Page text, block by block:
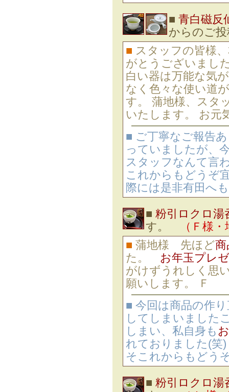
■ 青白磁反
からのご
■ スタッフの皆様
がとうございまし
白い器は万能な気
なく色々な使い道
す。 蒲地様、スタ
いたします。 お元
■ ご丁寧なご報告
っていましたが、
スタッフなんて言
これからもどうぞ
際には是非有田へ
■ 粉引ロクロ湯
す。
（Ｆ様
■ 蒲地様 先ほど商
た。 お年玉プレ
がけずうれしく思
願いします。 Ｆ
■ 今回は商品の作
してしまいました
しまい、私自身も
れておりました(
そこれからもどう
■ 粉引ロクロ湯